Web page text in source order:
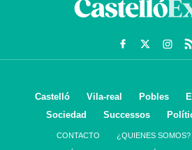
Castelló Vila-real Pobles
Sociedad
Successos
CONTACTO ¿QUIENES SOMOS?